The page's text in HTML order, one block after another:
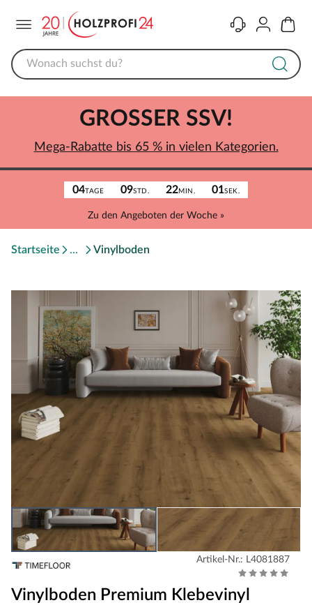
KontaktKonto
04TAGE 09STD. 22MIN. 01SEK.
Zu den Angeboten der Woche »
GROSSER SSV!
Mega-Rabatte bis 65 % in vielen Kategorien.
Startseite Vinylboden
Artikel-Nr.: L4081887
Vinylboden Premium Klebevinyl